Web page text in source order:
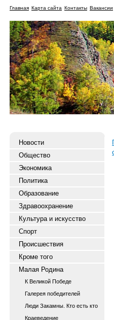
Главная Карта сайта Контакты Вакансии
Новости
Общество
Экономика
Политика
Образование
Здравоохранение
Культура и искусство
Спорт
Происшествия
Кроме того
Малая Родина
К Великой Победе
Галерея победителей
Люди Закамны. Кто есть кто
Краеведение